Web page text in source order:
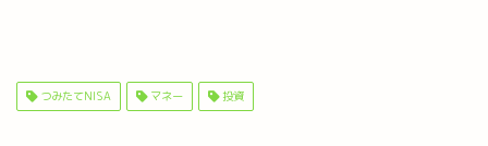
つみたてNISA マネー 投資